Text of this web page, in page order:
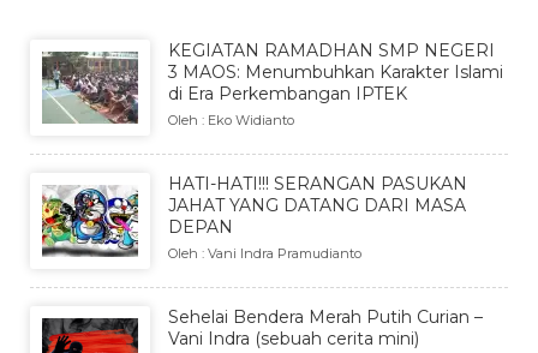
KEGIATAN RAMADHAN SMP NEGERI
3 MAOS: Menumbuhkan Karakter Islami
di Era Perkembangan IPTEK
Oleh : Eko Widianto
HATI-HATI!!! SERANGAN PASUKAN
JAHAT YANG DATANG DARI MASA
DEPAN
Oleh : Vani Indra Pramudianto
Sehelai Bendera Merah Putih Curian –
Vani Indra (sebuah cerita mini)